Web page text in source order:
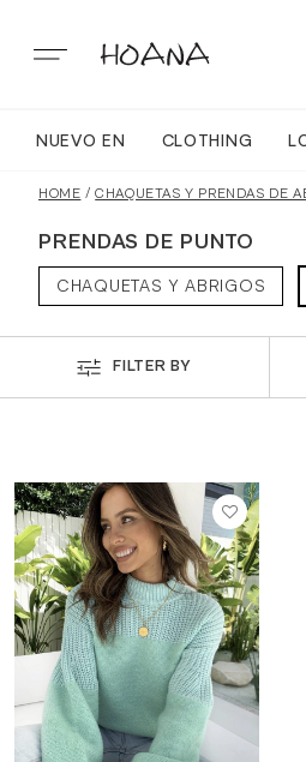
content
SIGN IN
NUEVO EN CLOTHING
LOUNGEWEAR
TOPS
VESTIDOS
TRAJES DE BAÑO
ZAPATOS
HOME /CHAQUETAS Y PRENDAS DE
PRENDAS DE PUNTO
CHAQUETAS Y ABRIGOS
FILTER BY